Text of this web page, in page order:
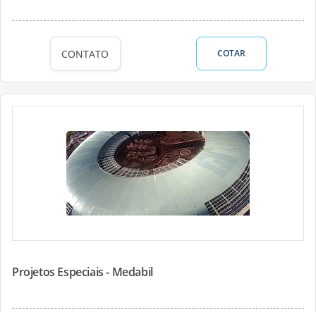
CONTATO COTAR
Projetos Especiais - Medabil